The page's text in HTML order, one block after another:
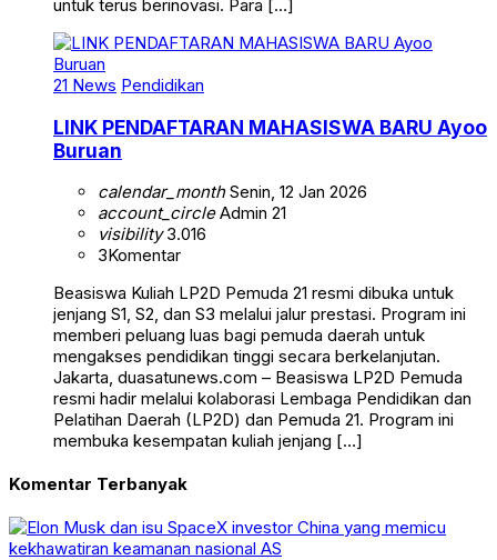
untuk terus berinovasi. Para […]
21 News Pendidikan
LINK PENDAFTARAN MAHASISWA BARU Ayoo
Buruan
calendar_monthSenin, 12 Jan 2026
account_circleAdmin 21
visibility3.016
3Komentar
Beasiswa Kuliah LP2D Pemuda 21 resmi dibuka untuk
jenjang S1, S2, dan S3 melalui jalur prestasi. Program ini
memberi peluang luas bagi pemuda daerah untuk
mengakses pendidikan tinggi secara berkelanjutan.
Jakarta, duasatunews.com – Beasiswa LP2D Pemuda
resmi hadir melalui kolaborasi Lembaga Pendidikan dan
Pelatihan Daerah (LP2D) dan Pemuda 21. Program ini
membuka kesempatan kuliah jenjang […]
Komentar Terbanyak